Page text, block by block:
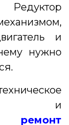
и
нужно
и
ремонт